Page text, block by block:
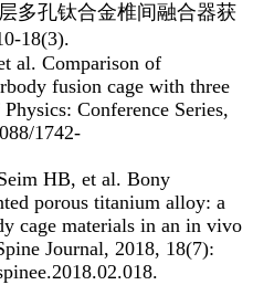
多孔钛合金椎间融合器获
18(3).
al. Comparison of
fusion cage with three
Conference Series,
1742-
HB, et al. Bony
porous titanium alloy: a
cage materials in an in vivo
Journal, 2018, 18(7):